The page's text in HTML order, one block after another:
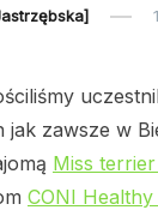
zawsze w
Miss
CONI Healthy